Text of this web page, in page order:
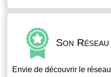
Son Réseau
Envie de découvrir le réseau